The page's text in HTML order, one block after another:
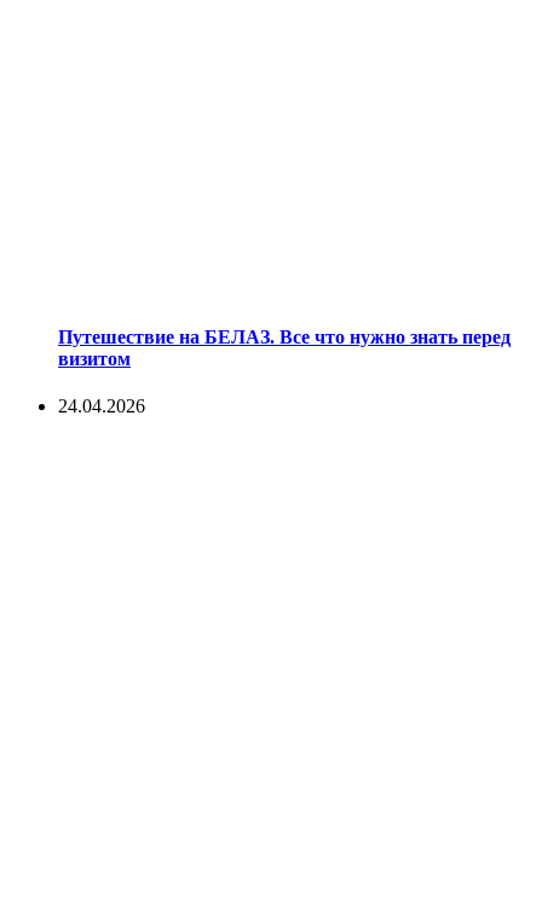
Путешествие на БЕЛАЗ. Все что нужно знать перед
визитом
24.04.2026